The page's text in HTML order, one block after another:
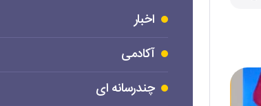
اخبار
آکادمی
چندرسانه ای